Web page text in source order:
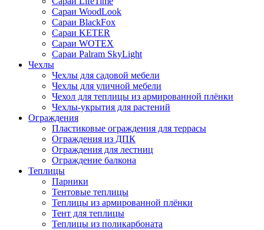
Cараи WoodLook
Сараи BlackFox
Сараи KETER
Сараи WOTEX
Сараи Palram SkyLight
Чехлы
Чехлы для садовой мебели
Чехлы для уличной мебели
Чехол для теплицы из армированной плёнки
Чехлы-укрытия для растений
Ограждения
Пластиковые ограждения для террасы
Ограждения из ДПК
Ограждения для лестниц
Ограждение балкона
Теплицы
Парники
Тентовые теплицы
Теплицы из армированной плёнки
Тент для теплицы
Теплицы из поликарбоната